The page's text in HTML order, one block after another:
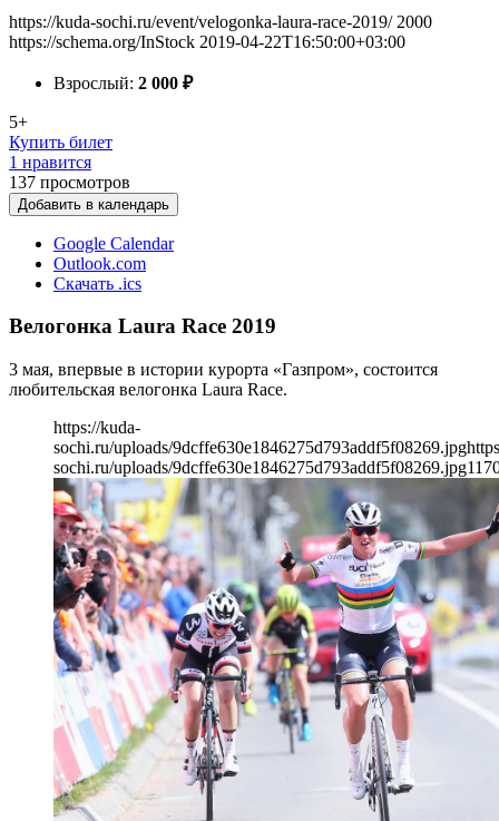
https://kuda-sochi.ru/event/velogonka-laura-race-2019/ 2000
https://schema.org/InStock 2019-04-22T16:50:00+03:00
Взрослый: 2 000 ₽
5+
Купить билет
1 нравится
137 просмотров
Добавить в календарь
Google Calendar
Outlook.com
Скачать .ics
Велогонка Laura Race 2019
3 мая, впервые в истории курорта «Газпром», состоится
любительская велогонка Laura Race.
https://kuda-
sochi.ru/uploads/9dcffe630e1846275d793addf5f08269.jpg
sochi.ru/uploads/9dcffe630e1846275d793addf5f08269.jpg